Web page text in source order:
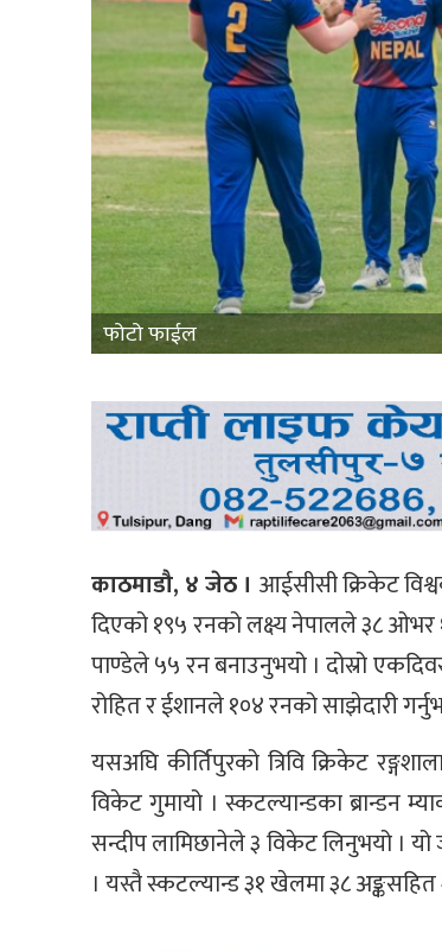
फोटो फाईल
काठमाडौ, ४ जेठ । आईसीसी क्रिकेट
दिएको १९५ रनको लक्ष्य नेपालले ३८
पाण्डेले ५५ रन बनाउनुभयो । दोस्रो
रोहित र ईशानले १०४ रनको साझेदारी
यसअघि कीर्तिपुरको त्रिवि क्रिकेट
विकेट गुमायो । स्कटल्यान्डका
सन्दीप लामिछानेले ३ विकेट लिनुभयो ।
। यस्तै स्कटल्यान्ड ३१ खेलमा ३८ अङ्कसहित